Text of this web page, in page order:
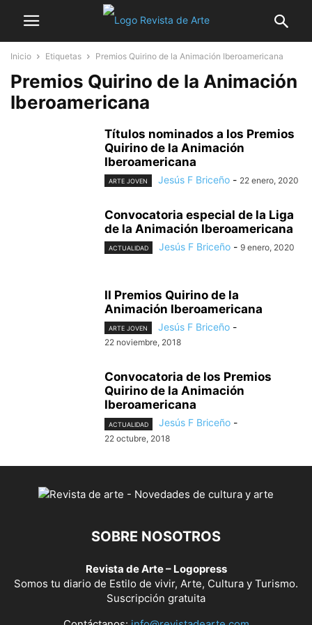
Inicio Etiquetas Premios Quirino de la Animación Iberoamericana
Premios Quirino de la Animación
Iberoamericana
Títulos nominados a los Premios
Quirino de la Animación
Iberoamericana
ARTE JOVEN Jesús F Briceño - 22 enero, 2020
Convocatoria especial de la Liga
de la Animación Iberoamericana
ACTUALIDAD Jesús F Briceño - 9 enero, 2020
II Premios Quirino de la
Animación Iberoamericana
ARTE JOVEN Jesús F Briceño -
22 noviembre, 2018
Convocatoria de los Premios
Quirino de la Animación
Iberoamericana
ACTUALIDAD Jesús F Briceño -
22 octubre, 2018
SOBRE NOSOTROS
Revista de Arte – Logopress
Somos tu diario de Estilo de vivir, Arte, Cultura y Turismo.
Suscripción gratuita